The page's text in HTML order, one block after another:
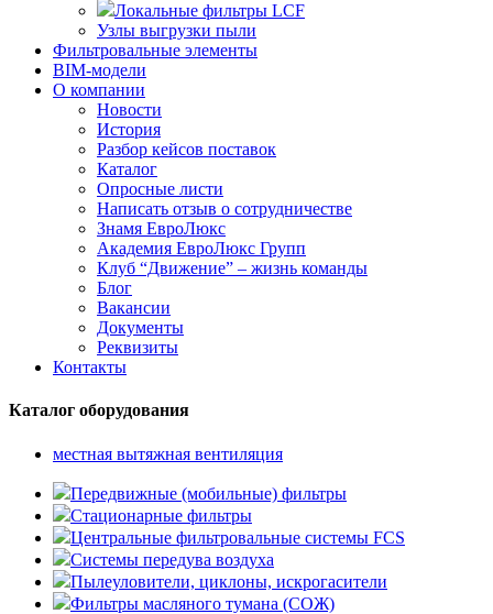
Локальные фильтры LCF
Узлы выгрузки пыли
Фильтровальные элементы
BIM-модели
О компании
Новости
История
Разбор кейсов поставок
Каталог
Опросные листи
Написать отзыв о сотрудничестве
Знамя ЕвроЛюкс
Академия ЕвроЛюкс Групп
Клуб “Движение” – жизнь команды
Блог
Вакансии
Документы
Реквизиты
Контакты
Каталог оборудования
местная вытяжная вентиляция
Передвижные (мобильные) фильтры
Стационарные фильтры
Центральные фильтровальные системы FCS
Системы передува воздуха
Пылеуловители, циклоны, искрогасители
Фильтры масляного тумана (СОЖ)